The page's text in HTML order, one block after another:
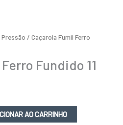
Pressão / Caçarola Fumil Ferro
Fundido 11
AO CARRINHO